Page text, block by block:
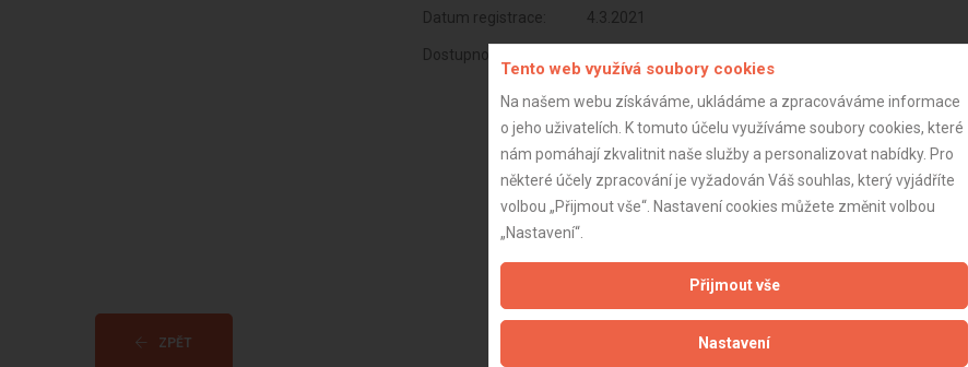
Datum registrace: 4.3.2021
Dostupnost:
ZPĚT Aktualizováno z portálu ARES dne 01.01.2024 10:45:11
Tento web využívá soubory cookies
Na našem webu získáváme, ukládáme a zpracováváme informace
o jeho uživatelích. K tomuto účelu využíváme soubory cookies, které
nám pomáhají zkvalitnit naše služby a personalizovat nabídky. Pro
některé účely zpracování je vyžadován Váš souhlas, který vyjádříte
volbou „Přijmout vše“. Nastavení cookies můžete změnit volbou
„Nastavení“.
Přijmout vše
Nastavení